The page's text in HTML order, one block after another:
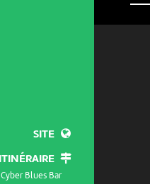
SITE
ITINÉRAIRE
Cyber Blues Bar